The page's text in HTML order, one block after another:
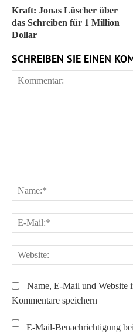
Kraft: Jonas Lüscher über
das Schreiben für 1 Million
Dollar
SCHREIBEN SIE EINEN
Name, E-Mail und Website
Kommentare speichern
E-Mail-Benachrichtigung